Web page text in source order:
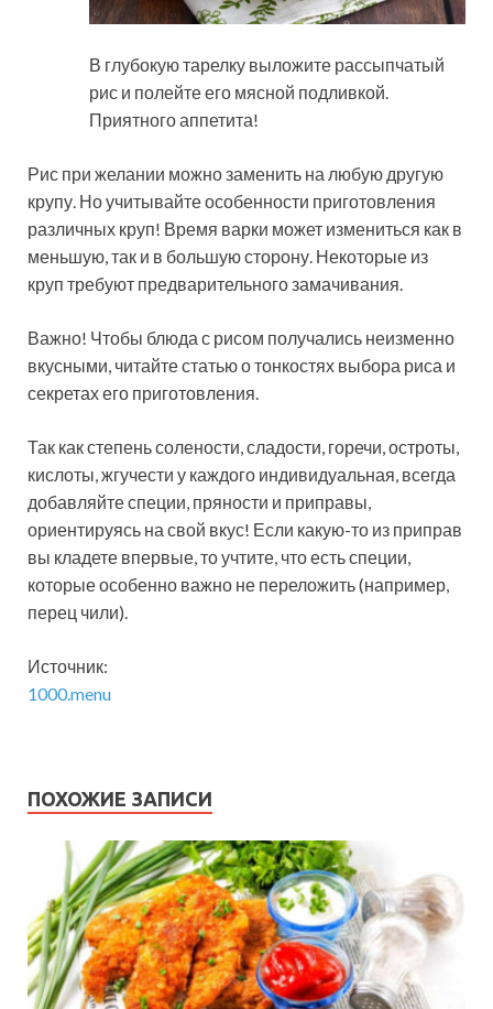
В глубокую тарелку выложите рассыпчатый
рис и полейте его мясной подливкой.
Приятного аппетита!
Рис при желании можно заменить на любую другую
крупу. Но учитывайте особенности приготовления
различных круп! Время варки может измениться как в
меньшую, так и в большую сторону. Некоторые из
круп требуют предварительного замачивания.
Важно! Чтобы блюда с рисом получались неизменно
вкусными, читайте статью о тонкостях выбора риса и
секретах его приготовления.
Так как степень солености, сладости, горечи, остроты,
кислоты, жгучести у каждого индивидуальная, всегда
добавляйте специи, пряности и приправы,
ориентируясь на свой вкус! Если какую-то из приправ
вы кладете впервые, то учтите, что есть специи,
которые особенно важно не переложить (например,
перец чили).
Источник:
1000.menu
ПОХОЖИЕ ЗАПИСИ